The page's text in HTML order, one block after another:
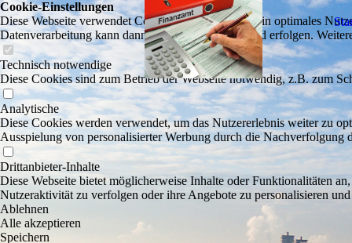
Cookie-Einstellungen
Diese Webseite verwendet Cookies, um Besuchern ein optimales
Datenverarbeitung kann dann auch in einem Drittland erfolgen.
Technisch notwendige
Diese Cookies sind zum Betrieb der Webseite notwendig, z.B. zum
Analytische
Diese Cookies werden verwendet, um das Nutzererlebnis weiter zu
Ausspielung von personalisierter Werbung durch die Nachverfolgung
Drittanbieter-Inhalte
Diese Webseite bietet möglicherweise Inhalte oder Funktionalitäten
Nutzeraktivität zu verfolgen oder ihre Angebote zu personalisieren
Ablehnen
Alle akzeptieren
Speichern